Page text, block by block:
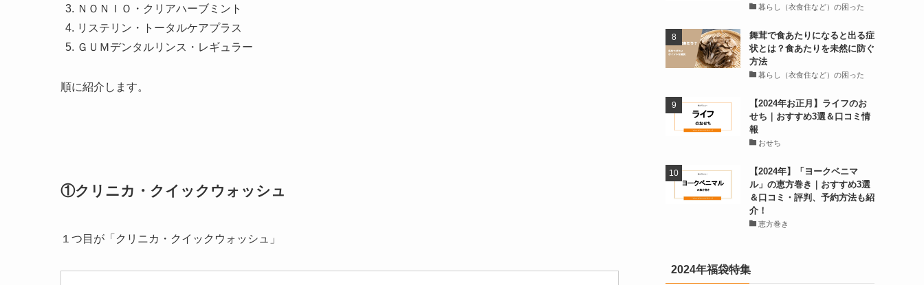
ＮＯＮＩＯ・クリアハーブミント
リステリン・トータルケアプラス
ＧＵＭデンタルリンス・レギュラー
順に紹介します。
①クリニカ・クイックウォッシュ
１つ目が「クリニカ・クイックウォッシュ」
暮らし（衣食住など）の困った
舞茸で食あたりになると出る症
状とは？食あたりを未然に防ぐ
方法
暮らし（衣食住など）の困った
【2024年お正月】ライフのお
せち｜おすすめ3選＆口コミ情
報
おせち
【2024年】「ヨークベニマ
ル」の恵方巻き｜おすすめ3選
＆口コミ・評判、予約方法も紹
介！
恵方巻き
2024年福袋特集